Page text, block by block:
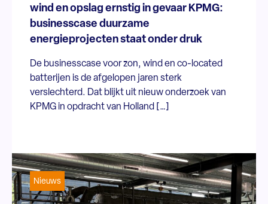
wind en opslag ernstig in gevaar KPMG:
businesscase duurzame
energieprojecten staat onder druk
De businesscase voor zon, wind en co-located
batterijen is de afgelopen jaren sterk
verslechterd. Dat blijkt uit nieuw onderzoek van
KPMG in opdracht van Holland […]
Nieuws